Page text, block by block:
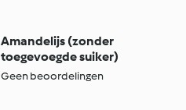
Amandelijs (zonder
toegevoegde suiker)
Geen beoordelingen